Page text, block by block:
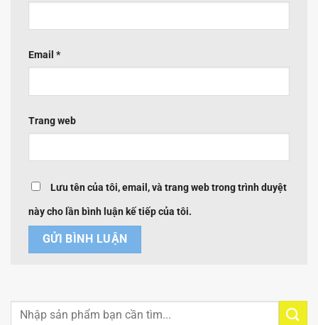
Email *
Trang web
Lưu tên của tôi, email, và trang web trong trình duyệt
này cho lần bình luận kế tiếp của tôi.